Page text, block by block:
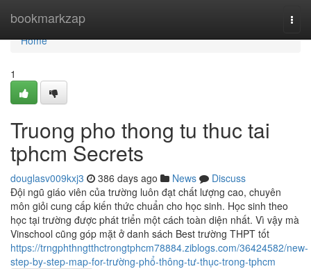
bookmarkzap
Home
Home
1
Truong pho thong tu thuc tai
tphcm Secrets
douglasv009kxj3 386 days ago News
Discuss
Đội ngũ giáo viên của trường luôn đạt chất lượng cao, chuyên
môn giỏi cung cấp kiến thức chuẩn cho học sinh. Học sinh theo
học tại trường được phát triển một cách toàn diện nhất. Vì vậy mà
Vinschool cũng góp mặt ở danh sách Best trường THPT tốt
https://trngphthngtthctrongtphcm78884.ziblogs.com/36424582/new-
step-by-step-map-for-trường-phổ-thông-tư-thục-trong-tphcm